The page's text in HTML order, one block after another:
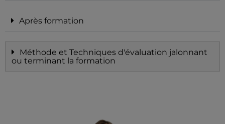
Après formation
Méthode et Techniques d'évaluation jalonnant
ou terminant la formation